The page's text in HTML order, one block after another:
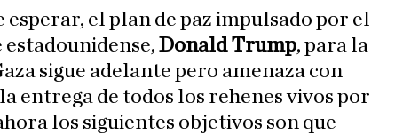
esperar, el plan de paz impulsado por el
estadounidense,Donald Trump, para la
sigue adelante pero amenaza con
entrega de todos los rehenes vivos por
los siguientes objetivos son que